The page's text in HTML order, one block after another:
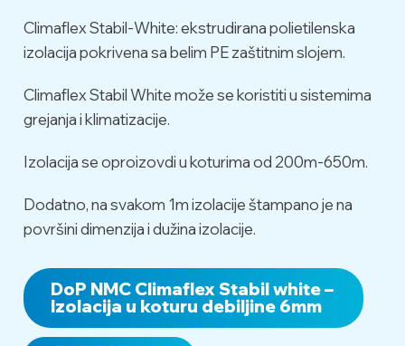
Climaflex Stabil-White: ekstrudirana polietilenska
izolacija pokrivena sa belim PE zaštitnim slojem.
Climaflex Stabil White može se koristiti u sistemima
grejanja i klimatizacije.
Izolacija se oproizovdi u koturima od 200m-650m.
Dodatno, na svakom 1m izolacije štampano je na
površini dimenzija i dužina izolacije.
DoP NMC Climaflex Stabil white –
Izolacija u koturu debiljine 6mm
Opseg
temperature:
0°C do +100°C, prema
standardu EN 14707
Proizvodni
program -